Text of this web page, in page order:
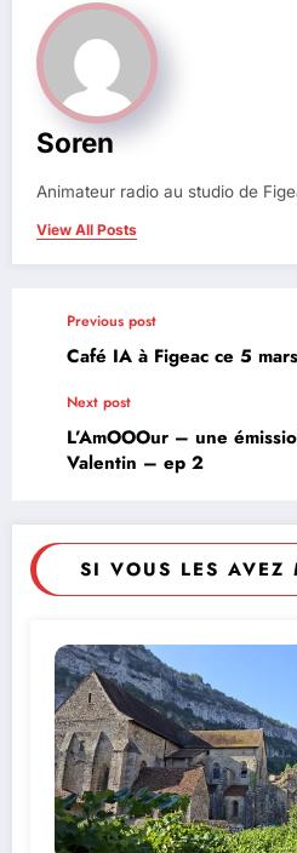
Soren
Animateur radio au studio de
View All Posts
Previous post
Café IA à Figeac ce 5
Next post
L’AmOOOur – une
Valentin – ep 2
SI VOUS LES AVEZ